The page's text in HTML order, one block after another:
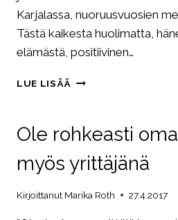
Karjalassa, nuoruusvuosien
Tästä kaikesta huolimatta,
elämästä, positiivinen…
LUE LISÄÄ VANHOISSA
Ole rohkeasti
myös yrittäjänä
Kirjoittanut Marika Roth 27.4.2017